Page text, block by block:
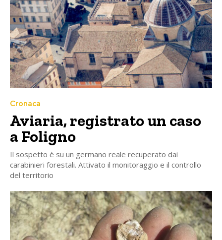
Cronaca
Aviaria, registrato un caso
a Foligno
Il sospetto è su un germano reale recuperato dai
carabinieri forestali. Attivato il monitoraggio e il controllo
del territorio